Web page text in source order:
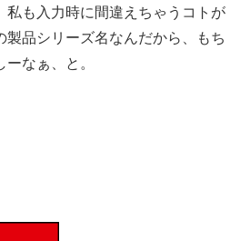
私も入力時に間違えちゃうコトが
製品シリーズ名なんだから、もち
なぁ、と。